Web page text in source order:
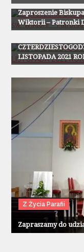
Zaproszenie
Wiktorii – Patronki
Z Życia Parafii
LISTOPADA 2021
Z Życia Parafii
Zapraszamy do